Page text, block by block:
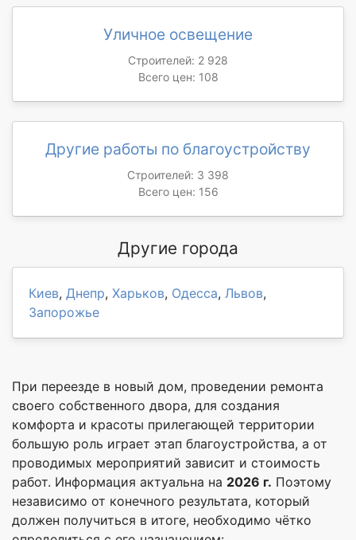
Уличное освещение
Строителей: 2 928
Всего цен: 108
Другие работы по благоустройству
Строителей: 3 398
Всего цен: 156
Другие города
Киев, Днепр, Харьков, Одесса, Львов,
Запорожье
При переезде в новый дом, проведении ремонта
своего собственного двора, для создания
комфорта и красоты прилегающей территории
большую роль играет этап благоустройства, а от
проводимых мероприятий зависит и стоимость
работ. Информация актуальна на 2026 г. Поэтому
независимо от конечного результата, который
должен получиться в итоге, необходимо чётко